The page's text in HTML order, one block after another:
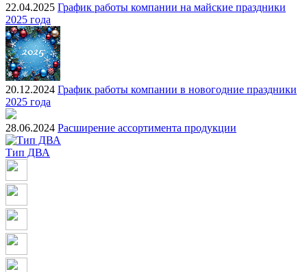
22.04.2025 График работы компании на майские праздники
2025 года
20.12.2024 График работы компании в новогодние праздники
2025 года
28.06.2024 Расширение ассортимента продукции
Тип ДВА